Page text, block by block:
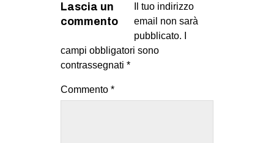
Lascia un
commento
Il tuo indirizzo
email non sarà
pubblicato.
campi obbligatori sono
contrassegnati *
Commento *